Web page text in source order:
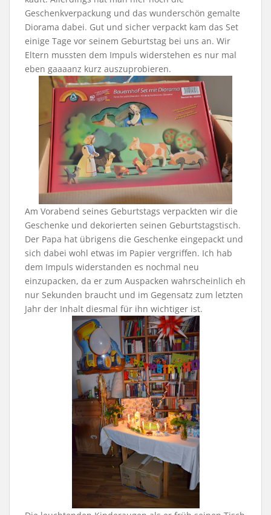
Geschenkverpackung und das wunderschön gemalte
Diorama dabei. Gut und sicher verpackt kam das Set
einige Tage vor seinem Geburtstag bei uns an. Wir
Eltern mussten dem Impuls widerstehen es nur mal
eben gaaaanz kurz auszuprobieren.
Am Vorabend seines Geburtstags verpackten wir die
Geschenke und dekorierten seinen Geburtstagstisch.
Der Papa hat übrigens die Geschenke eingepackt und
sich dabei wohl etwas im Papier vergriffen. Ich hab
dem Impuls widerstanden es nochmal neu
einzupacken, da er zum Auspacken wahrscheinlich eh
nur Sekunden braucht und im Gegensatz zum letzten
Jahr der Inhalt diesmal für ihn wichtiger ist.